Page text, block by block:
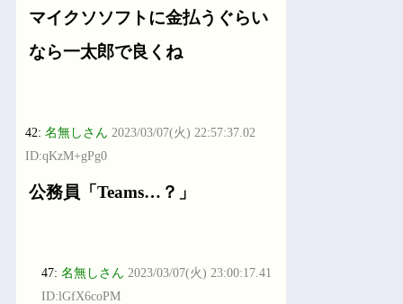
マイクソソフトに金払うぐらい
なら一太郎で良くね
42:名無しさん 2023/03/07(火) 22:57:37.02
ID:qKzM+gPg0
公務員「Teams…？」
47:名無しさん 2023/03/07(火) 23:00:17.41
ID:lGfX6coPM